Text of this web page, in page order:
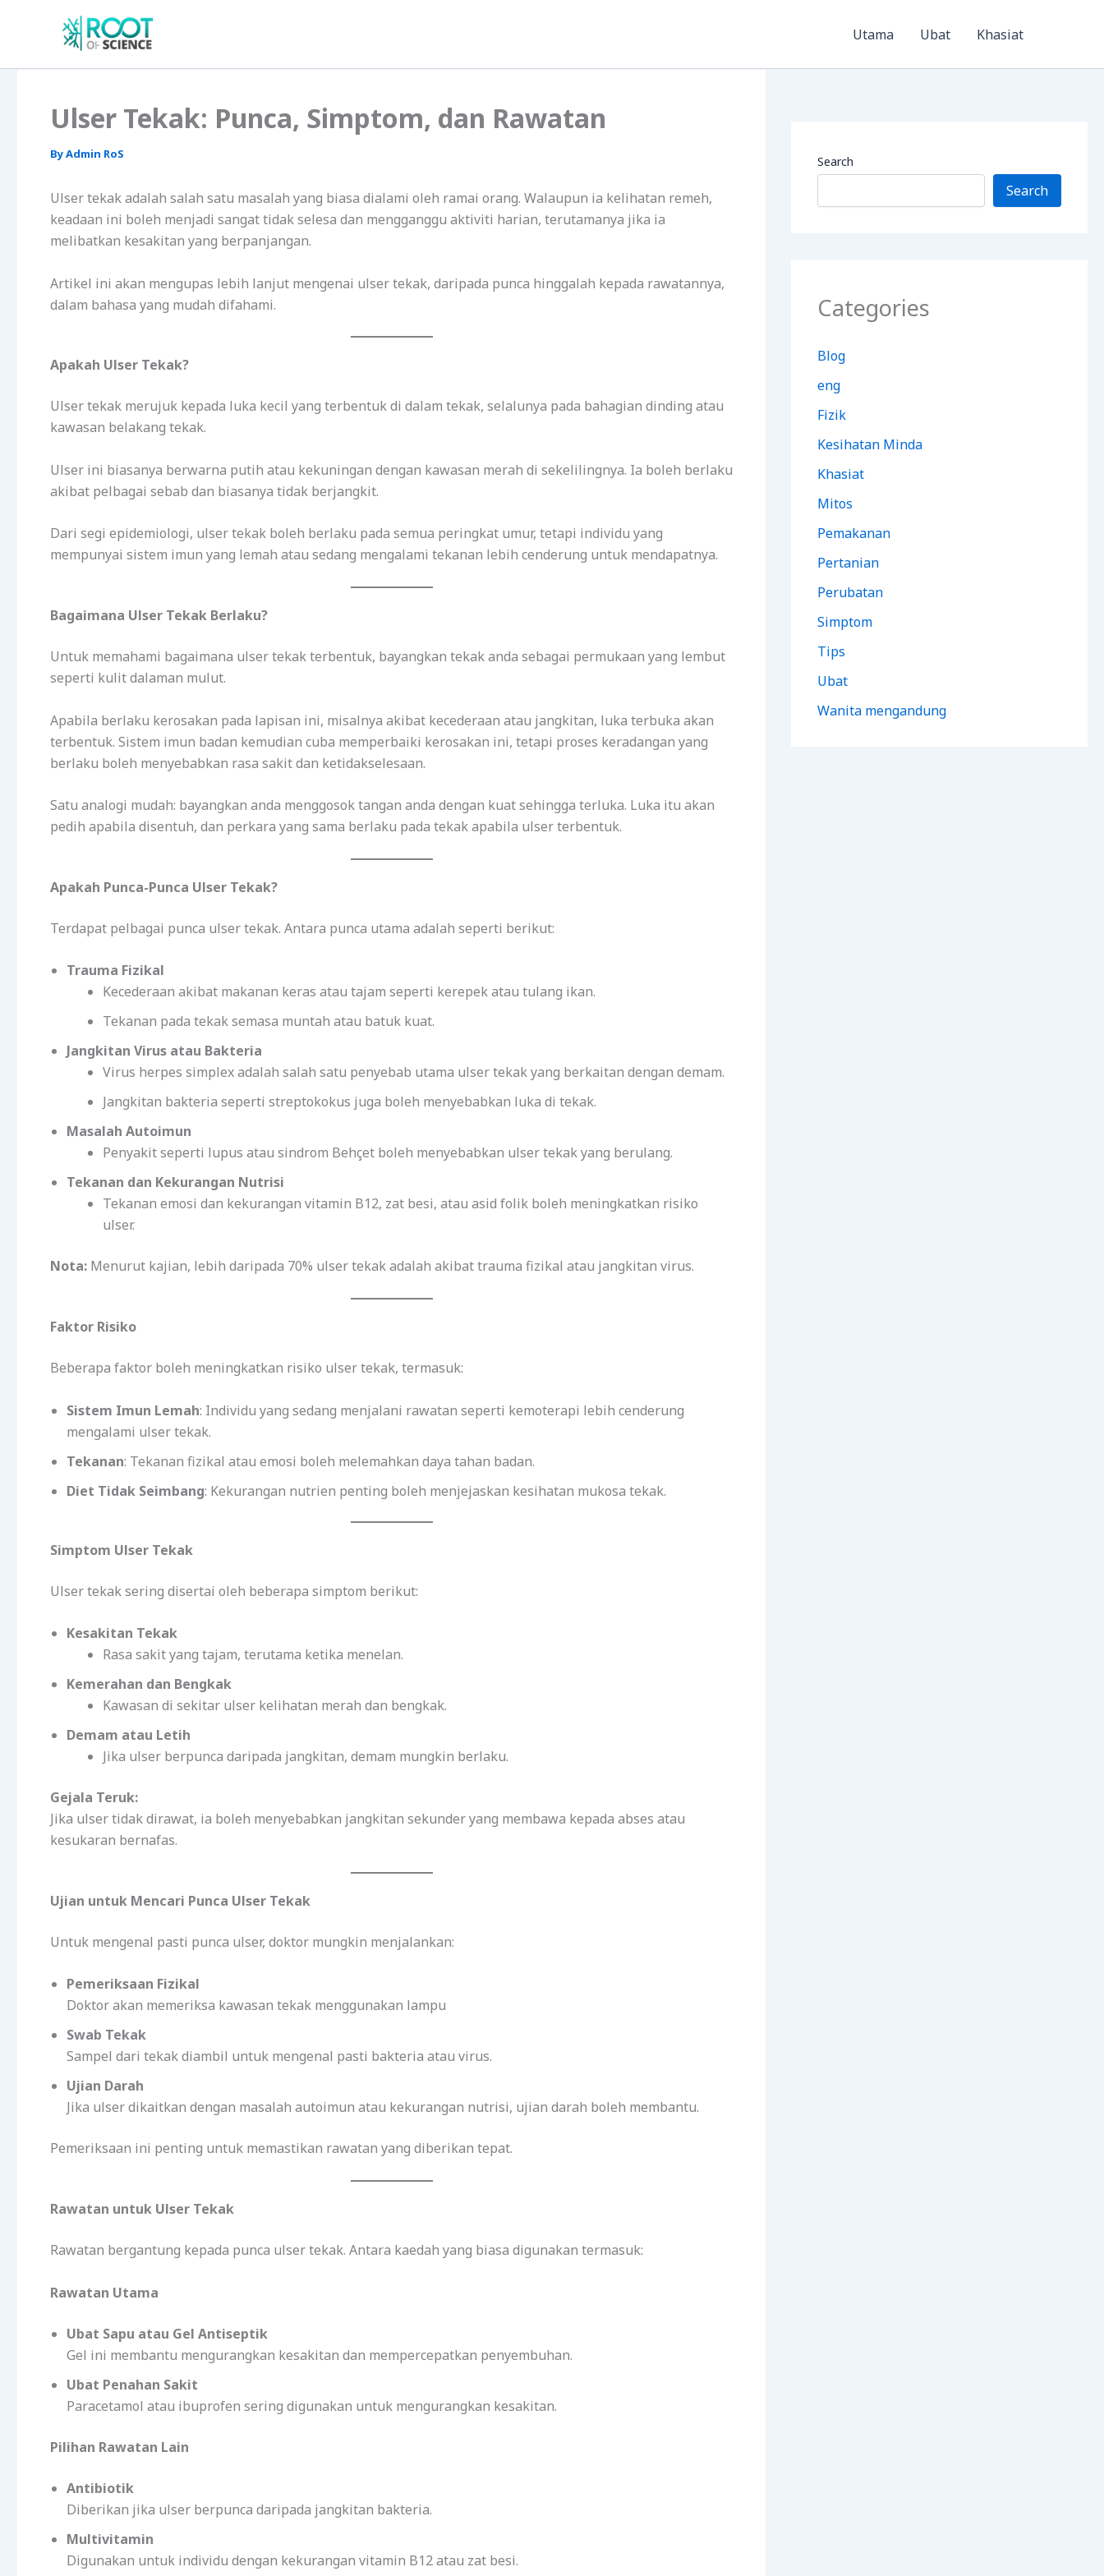
Utama Ubat Khasiat
Ulser Tekak: Punca, Simptom, dan Rawatan
ByAdmin RoS
Ulser tekak adalah salah satu masalah yang biasa dialami oleh ramai orang. Walaupun ia kelihatan remeh,
keadaan ini boleh menjadi sangat tidak selesa dan mengganggu aktiviti harian, terutamanya jika ia
melibatkan kesakitan yang berpanjangan.
Artikel ini akan mengupas lebih lanjut mengenai ulser tekak, daripada punca hinggalah kepada rawatannya,
dalam bahasa yang mudah difahami.
Apakah Ulser Tekak?
Ulser tekak merujuk kepada luka kecil yang terbentuk di dalam tekak, selalunya pada bahagian dinding atau
kawasan belakang tekak.
Ulser ini biasanya berwarna putih atau kekuningan dengan kawasan merah di sekelilingnya. Ia boleh berlaku
akibat pelbagai sebab dan biasanya tidak berjangkit.
Dari segi epidemiologi, ulser tekak boleh berlaku pada semua peringkat umur, tetapi individu yang
mempunyai sistem imun yang lemah atau sedang mengalami tekanan lebih cenderung untuk mendapatnya.
Bagaimana Ulser Tekak Berlaku?
Untuk memahami bagaimana ulser tekak terbentuk, bayangkan tekak anda sebagai permukaan yang lembut
seperti kulit dalaman mulut.
Apabila berlaku kerosakan pada lapisan ini, misalnya akibat kecederaan atau jangkitan, luka terbuka akan
terbentuk. Sistem imun badan kemudian cuba memperbaiki kerosakan ini, tetapi proses keradangan yang
berlaku boleh menyebabkan rasa sakit dan ketidakselesaan.
Satu analogi mudah: bayangkan anda menggosok tangan anda dengan kuat sehingga terluka. Luka itu akan
pedih apabila disentuh, dan perkara yang sama berlaku pada tekak apabila ulser terbentuk.
Apakah Punca-Punca Ulser Tekak?
Terdapat pelbagai punca ulser tekak. Antara punca utama adalah seperti berikut:
Trauma Fizikal
Kecederaan akibat makanan keras atau tajam seperti kerepek atau tulang ikan.
Tekanan pada tekak semasa muntah atau batuk kuat.
Jangkitan Virus atau Bakteria
Virus herpes simplex adalah salah satu penyebab utama ulser tekak yang berkaitan dengan demam.
Jangkitan bakteria seperti streptokokus juga boleh menyebabkan luka di tekak.
Masalah Autoimun
Penyakit seperti lupus atau sindrom Behçet boleh menyebabkan ulser tekak yang berulang.
Tekanan dan Kekurangan Nutrisi
Tekanan emosi dan kekurangan vitamin B12, zat besi, atau asid folik boleh meningkatkan risiko
ulser.
Nota: Menurut kajian, lebih daripada 70% ulser tekak adalah akibat trauma fizikal atau jangkitan virus.
Faktor Risiko
Beberapa faktor boleh meningkatkan risiko ulser tekak, termasuk:
Sistem Imun Lemah: Individu yang sedang menjalani rawatan seperti kemoterapi lebih cenderung
mengalami ulser tekak.
Tekanan: Tekanan fizikal atau emosi boleh melemahkan daya tahan badan.
Diet Tidak Seimbang: Kekurangan nutrien penting boleh menjejaskan kesihatan mukosa tekak.
Simptom Ulser Tekak
Ulser tekak sering disertai oleh beberapa simptom berikut:
Kesakitan Tekak
Rasa sakit yang tajam, terutama ketika menelan.
Kemerahan dan Bengkak
Kawasan di sekitar ulser kelihatan merah dan bengkak.
Demam atau Letih
Jika ulser berpunca daripada jangkitan, demam mungkin berlaku.
Gejala Teruk:
Jika ulser tidak dirawat, ia boleh menyebabkan jangkitan sekunder yang membawa kepada abses atau
kesukaran bernafas.
Ujian untuk Mencari Punca Ulser Tekak
Untuk mengenal pasti punca ulser, doktor mungkin menjalankan:
Pemeriksaan Fizikal
Doktor akan memeriksa kawasan tekak menggunakan lampu
Swab Tekak
Sampel dari tekak diambil untuk mengenal pasti bakteria atau virus.
Ujian Darah
Jika ulser dikaitkan dengan masalah autoimun atau kekurangan nutrisi, ujian darah boleh membantu.
Pemeriksaan ini penting untuk memastikan rawatan yang diberikan tepat.
Rawatan untuk Ulser Tekak
Rawatan bergantung kepada punca ulser tekak. Antara kaedah yang biasa digunakan termasuk:
Rawatan Utama
Ubat Sapu atau Gel Antiseptik
Gel ini membantu mengurangkan kesakitan dan mempercepatkan penyembuhan.
Ubat Penahan Sakit
Paracetamol atau ibuprofen sering digunakan untuk mengurangkan kesakitan.
Pilihan Rawatan Lain
Antibiotik
Diberikan jika ulser berpunca daripada jangkitan bakteria.
Multivitamin
Digunakan untuk individu dengan kekurangan vitamin B12 atau zat besi.
Search
Search
Categories
Blog
eng
Fizik
Kesihatan Minda
Khasiat
Mitos
Pemakanan
Pertanian
Perubatan
Simptom
Tips
Ubat
Wanita mengandung